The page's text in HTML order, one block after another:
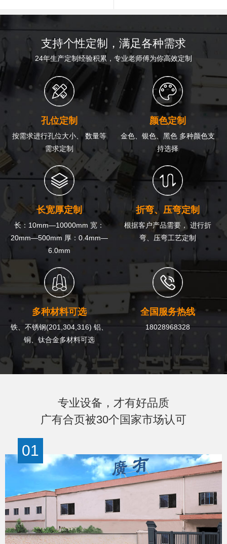
支持个性定制，满足各种需求
24年生产定制经验积累，专业老师傅为你高效定制
孔位定制
按需求进行孔位大小、 数量等
需求定制
颜色定制
金色、银色、黑色 多种颜色支
持选择
长宽厚定制
长：10mm—10000mm 宽：
20mm—500mm 厚：0.4mm—
6.0mm
折弯、压弯定制
根据客户产品需要， 进行折
弯、压弯工艺定制
多种材料可选
铁、不锈钢(201,304,316) 铝、
铜、钛合金多材料可选
全国服务热线
18028968328
专业设备，才有好品质
广有合页被30个国家市场认可
01